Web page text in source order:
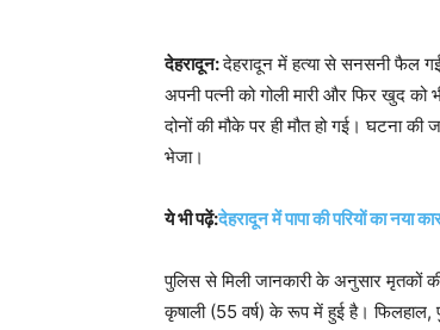
देहरादून:देहरादून में हत्या से सनसनी फैल गई
अपनी पत्नी को गोली मारी और फिर खुद
दोनों की मौके पर ही मौत हो गई। घटना
भेजा।
ये भी पढ़ें:देहरादून में पापा की परियों का नया
पुलिस से मिली जानकारी के अनुसार मृतकों
कृषाली (55 वर्ष) के रूप में हुई है। फिलहाल,